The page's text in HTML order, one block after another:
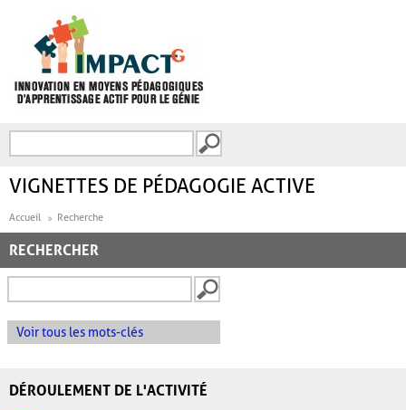
FORMULAIRE DE
VIGNETTES DE PÉDAGOGIE ACTIVE
Accueil Recherche
RECHERCHER
Voir tous les mots-clés
DÉROULEMENT DE L'ACTIVITÉ